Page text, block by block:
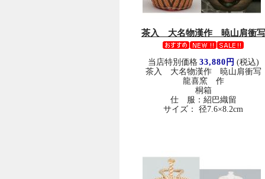
茶入 大名物漢作 暁山肩衝写
当店特別価格 33,880円 (税込)
茶入 大名物漢作 暁山肩衝写
龍喜窯 作
桐箱
仕 服：紹巴織留
サイズ： 径7.6×8.2cm